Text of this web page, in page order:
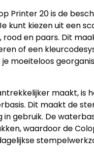
Printer 20 is de
kunt kiezen uit een
en paars. Dit
of een
moeiteloos
maakt, is
Dit maakt de
in gebruik. De
waardoor de